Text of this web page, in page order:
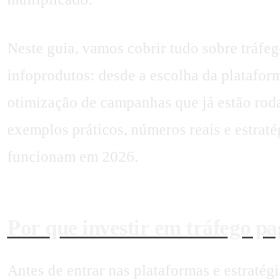
Neste guia, vamos cobrir tudo sobre
infoprodutos: desde a escolha da
otimização de campanhas que já estão
exemplos práticos, números reais e
funcionam em 2026.
Antes de entrar nas plataformas e